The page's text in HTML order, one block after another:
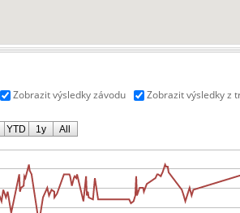
Zobrazit výsledky závodu
Zobrazit výsledky z
YTD 1y All